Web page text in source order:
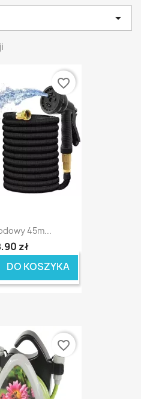

45m...
zł
DO KOSZYKA
favorite_border
favorite_border